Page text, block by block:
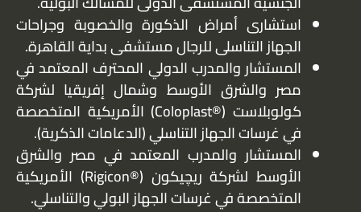
استشارى أمراض الذكورة والخصوبة وجراحات
الجهاز التناسلى للرجال مستشفى بداية القاهرة.
المستشار والمدرب الدولي المحترف المعتمد في
مصر والشرق الأوسط وشمال إفريقيا لشركة
كولوبلاست (®Coloplast) الأمريكية المتخصصة
في غرسات الجهاز التناسلي (الدعامات الذكرية).
المستشار والمدرب المعتمد في مصر والشرق
الأوسط لشركة ريچيكون (®Rigicon) الأمريكية
المتخصصة في غرسات الجهاز البولي والتناسلي.